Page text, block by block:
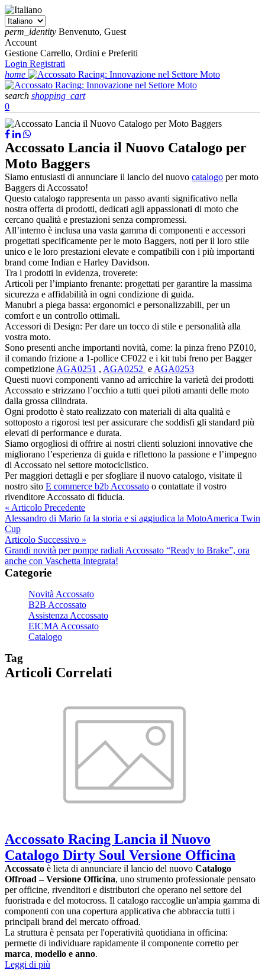
perm_identity Benvenuto, Guest
Account
Gestione Carrello, Ordini e Preferiti
Login Registrati
home
search shopping_cart
0
Accossato Lancia il Nuovo Catalogo per
Moto Baggers
Siamo entusiasti di annunciare il lancio del nuovo catalogo per moto
Baggers di Accossato!
Questo catalogo rappresenta un passo avanti significativo nella
nostra offerta di prodotti, dedicati agli appassionati di moto che
cercano qualità e prestazioni senza compromessi.
All’interno è inclusa una vasta gamma di componenti e accessori
progettati specificamente per le moto Baggers, noti per il loro stile
unico e le loro prestazioni elevate e compatibili con i più importanti
brand come Indian e Harley Davidson.
Tra i prodotti in evidenza, troverete:
Articoli per l’impianto frenante: progettati per garantire la massima
sicurezza e affidabilità in ogni condizione di guida.
Manubri a piega bassa: ergonomici e personalizzabili, per un
comfort e un controllo ottimali.
Accessori di Design: Per dare un tocco di stile e personalità alla
vostra moto.
Sono presenti anche importanti novità, come: la pinza freno PZ010,
il comando frizione a 1-pollice CF022 e i kit tubi freno per Bagger
competizione AGA0251 , AGA0252 e AGA0253
Questi nuovi componenti vanno ad arricchire la varietà dei prodotti
Accossato e strizzano l’occhio a tutti quei piloti amanti delle moto
dalla grossa cilindrata.
Ogni prodotto è stato realizzato con materiali di alta qualità e
sottoposto a rigorosi test per assicurare che soddisfi gli standard più
elevati di performance e durata.
Siamo orgogliosi di offrire ai nostri clienti soluzioni innovative che
migliorano l’esperienza di guida e riflettono la passione e l’impegno
di Accossato nel settore motociclistico.
Per maggiori dettagli e per sfogliare il nuovo catalogo, visitate il
nostro sito E commerce b2b Accossato o contattate il vostro
rivenditore Accossato di fiducia.
« Articolo Precedente
Alessandro di Mario fa la storia e si aggiudica la MotoAmerica Twin
Cup
Articolo Successivo »
Grandi novità per pompe radiali Accossato “Ready to Brake”, ora
anche con Vaschetta Integrata!
Categorie
Novità Accossato
B2B Accossato
Assistenza Accossato
EICMA Accossato
Catalogo
Tag
Articoli Correlati
Accossato Racing Lancia il Nuovo
Catalogo Dirty Soul Versione Officina
Accossato è lieta di annunciare il lancio del nuovo Catalogo
Offroad – Versione Officina, uno strumento professionale pensato
per officine, rivenditori e distributori che operano nel settore del
fuoristrada e del motocross. Il catalogo raccoglie un'ampia gamma di
componenti con una copertura applicativa che abbraccia tutti i
principali brand del mercato offroad.
La struttura è pensata per l'operatività quotidiana in officina:
permette di individuare rapidamente il componente corretto per
marca, modello e anno.
Leggi di più